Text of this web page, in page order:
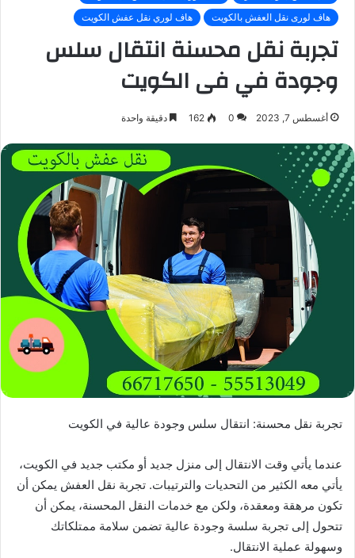
هاف لورى نقل العفش بالكويت
هاف لوري نقل عفش الكويت
تجربة نقل محسنة انتقال سلس
وجودة في فى الكويت
أغسطس 7, 2023 0
162 دقيقة واحدة
تجربة نقل محسنة: انتقال سلس وجودة عالية في الكويت
عندما يأتي وقت الانتقال إلى منزل جديد أو مكتب جديد في الكويت،
يأتي معه الكثير من التحديات والترتيبات. تجربة نقل العفش يمكن أن
تكون مرهقة ومعقدة، ولكن مع خدمات النقل المحسنة، يمكن أن
تتحول إلى تجربة سلسة وجودة عالية تضمن سلامة ممتلكاتك
وسهولة عملية الانتقال.